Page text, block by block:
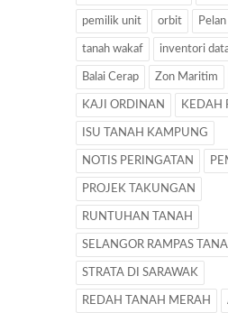
pemilik unit orbit
tanah wakaf inventori
Balai Cerap Zon Maritim
KAJI ORDINAN KEDAH
ISU TANAH KAMPUNG
NOTIS PERINGATAN
PROJEK TAKUNGAN
RUNTUHAN TANAH
SELANGOR RAMPAS
STRATA DI SARAWAK
REDAH TANAH MERAH